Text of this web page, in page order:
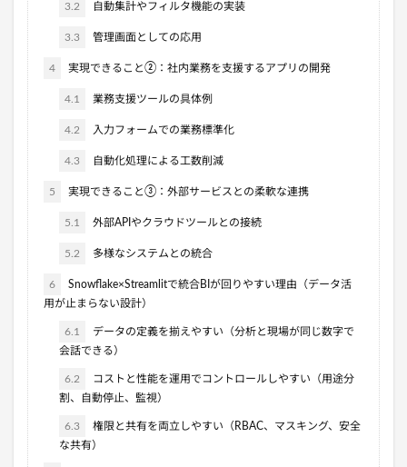
3.2 自動集計やフィルタ機能の実装
3.3 管理画面としての応用
4 実現できること②：社内業務を支援するアプリの開発
4.1 業務支援ツールの具体例
4.2 入力フォームでの業務標準化
4.3 自動化処理による工数削減
5 実現できること③：外部サービスとの柔軟な連携
5.1 外部APIやクラウドツールとの接続
5.2 多様なシステムとの統合
6
Snowflake×Streamlitで統合BIが回りやすい理由（データ活
用が止まらない設計）
6.1
データの定義を揃えやすい（分析と現場が同じ数字で
会話できる）
6.2
コストと性能を運用でコントロールしやすい（用途分
割、自動停止、監視）
6.3
権限と共有を両立しやすい（RBAC、マスキング、安全
な共有）